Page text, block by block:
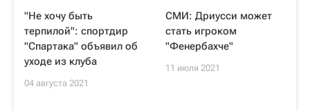
"Не хочу быть
терпилой": спортдир
"Спартака" объявил об
уходе из клуба
04 августа 2021
СМИ: Дриусси может
стать игроком
"Фенербахче"
11 июля 2021